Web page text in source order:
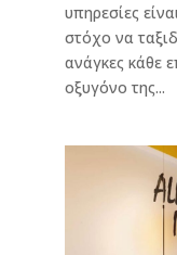
υπηρεσίες
στόχο να
ανάγκες κάθε
οξυγόνο της...